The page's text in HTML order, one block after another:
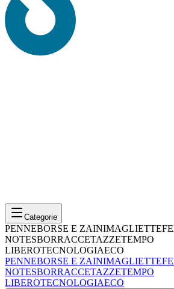
Categorie
PENNEBORSE E ZAINIMAGLIETTE
NOTESBORRACCETAZZETEMPO
LIBEROTECNOLOGIAECO
PENNEBORSE E ZAINIMAGLIETTE
NOTESBORRACCETAZZETEMPO
LIBEROTECNOLOGIAECO